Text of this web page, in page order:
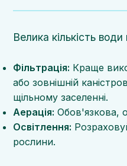
Велика кількість
Фільтрація: Краще
або зовнішній
щільному заселенні.
Аерація: Обов'язкова,
Освітлення:
рослини.